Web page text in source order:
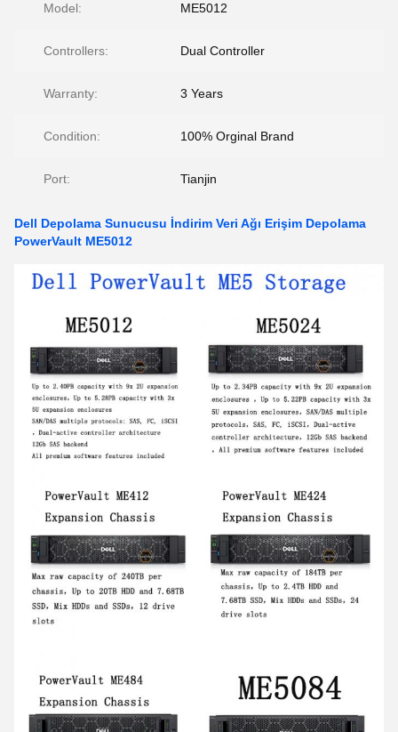
Model: ME5012
Controllers: Dual Controller
Warranty: 3 Years
Condition: 100% Orginal Brand
Port: Tianjin
Dell Depolama Sunucusu İndirim Veri Ağı Erişim Depolama
PowerVault ME5012